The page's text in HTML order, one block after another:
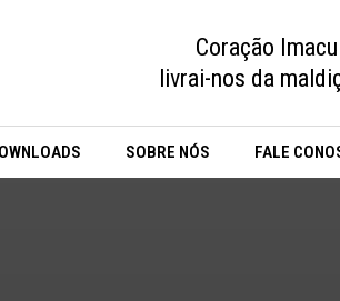
Coração
livrai-nos da
SOBRE NÓS FALE